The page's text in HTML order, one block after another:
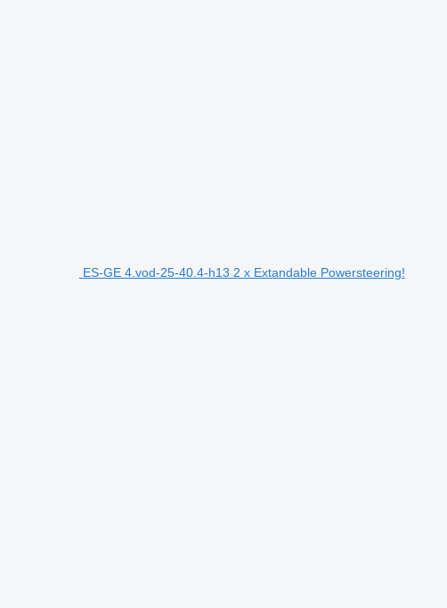
ES-GE 4.vod-25-40.4-h13 2 x Extandable Powersteering!